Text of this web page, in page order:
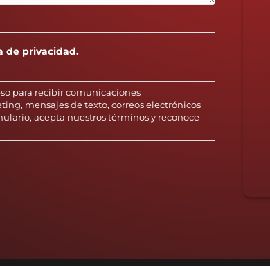
de privacidad.
para recibir comunicaciones
mensajes de texto, correos electrónicos
acepta nuestros términos y reconoce